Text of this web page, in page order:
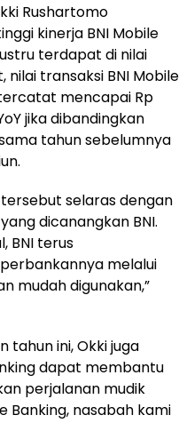
Rushartomo
kinerja BNI Mobile
terdapat di nilai
transaksi BNI Mobile
mencapai Rp
jika dibandingkan
tahun sebelumnya
tersebut selaras dengan
dicanangkan BNI.
BNI terus
melalui
mudah digunakan,”
tahun ini, Okki juga
dapat membantu
perjalanan mudik
Banking, nasabah kami